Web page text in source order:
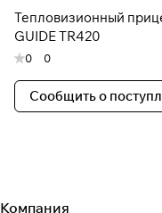
Тепловизионный
GUIDE TR420
0 0
Сообщить о
Компания